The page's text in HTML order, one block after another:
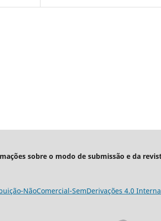
sobre o modo de submissão e da
NãoComercial-SemDerivações 4.0